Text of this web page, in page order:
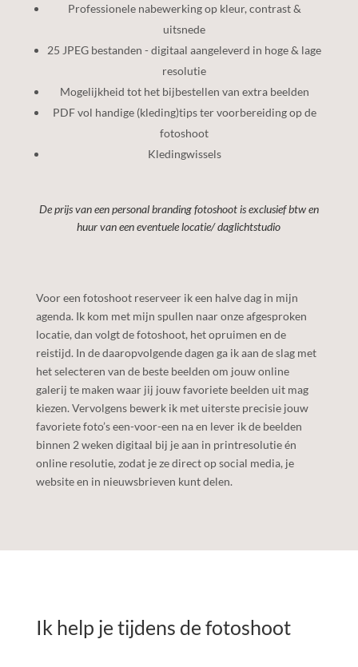
Professionele nabewerking op kleur, contrast &
uitsnede
25 JPEG bestanden - digitaal aangeleverd in hoge & lage
resolutie
Mogelijkheid tot het bijbestellen van extra beelden
PDF vol handige (kleding)tips ter voorbereiding op de
fotoshoot
Kledingwissels
De prijs van een personal branding fotoshoot is exclusief btw en
huur van een eventuele locatie/ daglichtstudio
Voor een fotoshoot reserveer ik een halve dag in mijn
agenda. Ik kom met mijn spullen naar onze afgesproken
locatie, dan volgt de fotoshoot, het opruimen en de
reistijd. In de daaropvolgende dagen ga ik aan de slag met
het selecteren van de beste beelden om jouw online
galerij te maken waar jij jouw favoriete beelden uit mag
kiezen. Vervolgens bewerk ik met uiterste precisie jouw
favoriete foto’s een-voor-een na en lever ik de beelden
binnen 2 weken digitaal bij je aan in printresolutie én
online resolutie, zodat je ze direct op social media, je
website en in nieuwsbrieven kunt delen.
​Ik help je tijdens de fotoshoot